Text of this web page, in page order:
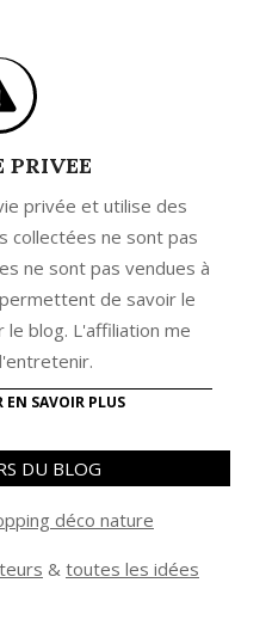
PRIVEE
privée et utilise des
collectées ne sont pas
ne sont pas vendues à
de savoir le
blog. L'affiliation me
EN SAVOIR PLUS
DU BLOG
déco nature
& toutes les idées